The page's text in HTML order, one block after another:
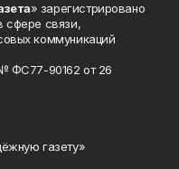
» зарегистрировано
сфере связи,
коммуникаций
ФС77-90162 от 26
газету»